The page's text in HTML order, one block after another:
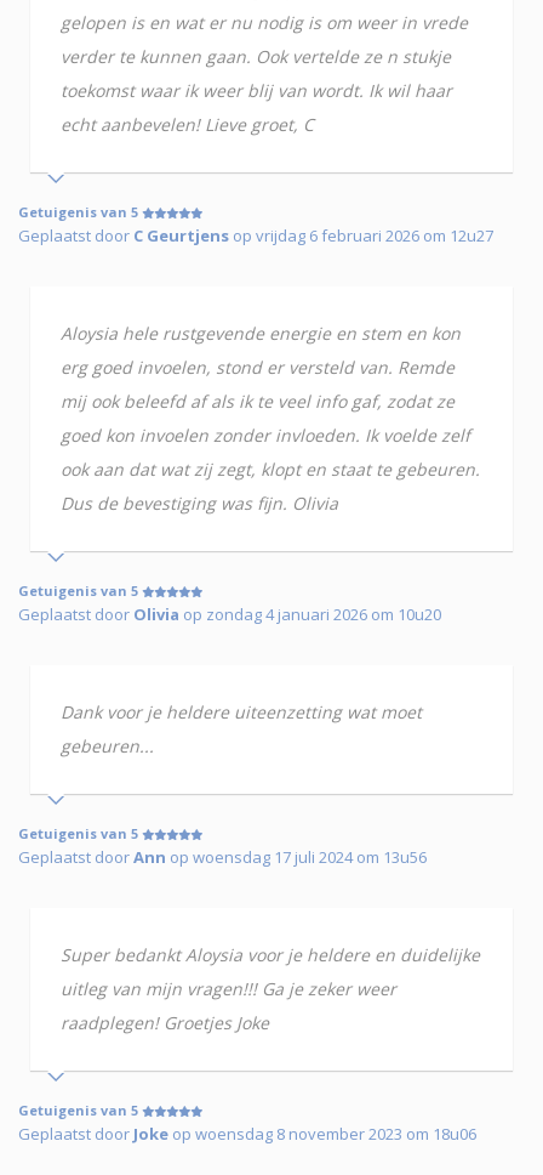
gelopen is en wat er nu nodig is om weer in vrede
verder te kunnen gaan. Ook vertelde ze n stukje
toekomst waar ik weer blij van wordt. Ik wil haar
echt aanbevelen! Lieve groet, C
Getuigenis van 5
Geplaatst door C Geurtjens op vrijdag 6 februari 2026 om 12u27
Aloysia hele rustgevende energie en stem en kon
erg goed invoelen, stond er versteld van. Remde
mij ook beleefd af als ik te veel info gaf, zodat ze
goed kon invoelen zonder invloeden. Ik voelde zelf
ook aan dat wat zij zegt, klopt en staat te gebeuren.
Dus de bevestiging was fijn. Olivia
Getuigenis van 5
Geplaatst door Olivia op zondag 4 januari 2026 om 10u20
Dank voor je heldere uiteenzetting wat moet
gebeuren...
Getuigenis van 5
Geplaatst doorAnn op woensdag 17 juli 2024 om 13u56
Super bedankt Aloysia voor je heldere en duidelijke
uitleg van mijn vragen!!! Ga je zeker weer
raadplegen! Groetjes Joke
Getuigenis van 5
Geplaatst door Joke op woensdag 8 november 2023 om 18u06